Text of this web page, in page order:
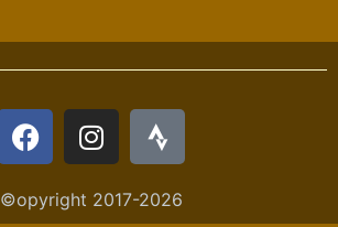
©opyright 2017-2026